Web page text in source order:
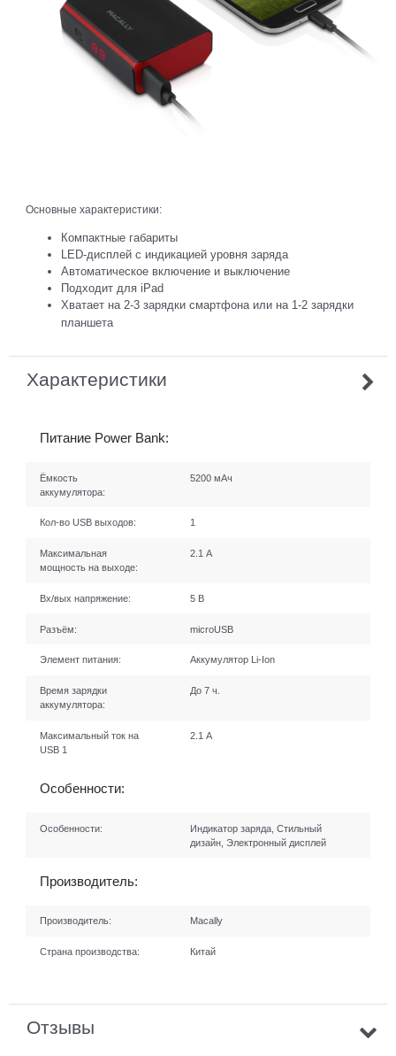
Основные характеристики:
Компактные габариты
LED-дисплей с индикацией уровня заряда
Автоматическое включение и выключение
Подходит для iPad
Хватает на 2-3 зарядки смартфона или на 1-2 зарядки
планшета
Характеристики
Питание Power Bank:
Ёмкость
аккумулятора:
5200 мАч
Кол-во USB выходов: 1
Максимальная
мощность на выходе:
2.1 А
Вх/вых напряжение: 5 В
Разъём: microUSB
Элемент питания: Аккумулятор Li-Ion
Время зарядки
аккумулятора:
До 7 ч.
Максимальный ток на
USB 1
2.1 А
Особенности:
Особенности:
Индикатор заряда, Стильный
дизайн, Электронный дисплей
Производитель:
Производитель: Macally
Страна производства: Китай
Отзывы